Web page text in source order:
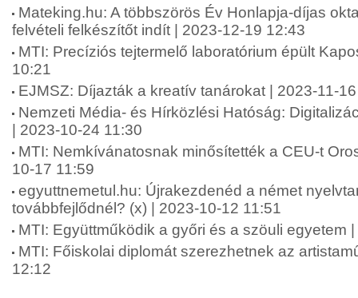
Mateking.hu: A többszörös Év Honlapja-díjas
felvételi felkészítőt indít | 2023-12-19 12:43
MTI: Precíziós tejtermelő laboratórium épült
10:21
EJMSZ: Díjazták a kreatív tanárokat | 2023-11-
Nemzeti Média- és Hírközlési Hatóság:
| 2023-10-24 11:30
MTI: Nemkívánatosnak minősítették a CEU-t
10-17 11:59
egyuttnemetul.hu: Újrakezdenéd a német
továbbfejlődnél? (x) | 2023-10-12 11:51
MTI: Együttműködik a győri és a szöuli egyetem
MTI: Főiskolai diplomát szerezhetnek az
12:12